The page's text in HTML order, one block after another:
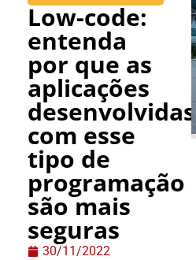
Low-code:
entenda
por que as
aplicações
desenvolvidas
com esse
tipo de
programação
são mais
seguras
30/11/2022